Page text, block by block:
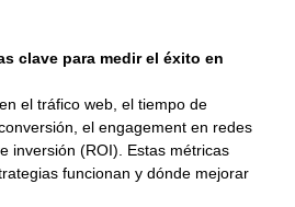
clave para medir el éxito en
el tráfico web, el tiempo de
el engagement en redes
inversión (ROI). Estas métricas
funcionan y dónde mejorar